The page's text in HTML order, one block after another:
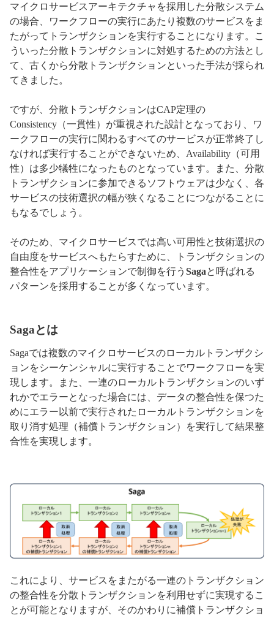
マイクロサービスアーキテクチャを採用した分散システム
の場合、ワークフローの実行にあたり複数のサービスをま
たがってトランザクションを実行することになります。こ
ういった分散トランザクションに対処するための方法とし
て、古くから分散トランザクションといった手法が採られ
てきました。
ですが、分散トランザクションはCAP定理の
Consistency（一貫性）が重視された設計となっており、ワ
ークフローの実行に関わるすべてのサービスが正常終了し
なければ実行することができないため、Availability（可用
性）は多少犠牲になったものとなっています。また、分散
トランザクションに参加できるソフトウェアは少なく、各
サービスの技術選択の幅が狭くなることにつながることに
もなるでしょう。
そのため、マイクロサービスでは高い可用性と技術選択の
自由度をサービスへもたらすために、トランザクションの
整合性をアプリケーションで制御を行う Sagaと呼ばれる
パターンを採用することが多くなっています。
Sagaとは
Sagaでは複数のマイクロサービスのローカルトランザクシ
ョンをシーケンシャルに実行することでワークフローを実
現します。また、一連のローカルトランザクションのいず
れかでエラーとなった場合には、データの整合性を保つた
めにエラー以前で実行されたローカルトランザクションを
取り消す処理（補償トランザクション）を実行して結果整
合性を実現します。
これにより、サービスをまたがる一連のトランザクション
の整合性を分散トランザクションを利用せずに実現するこ
とが可能となりますが、そのかわりに補償トランザクショ